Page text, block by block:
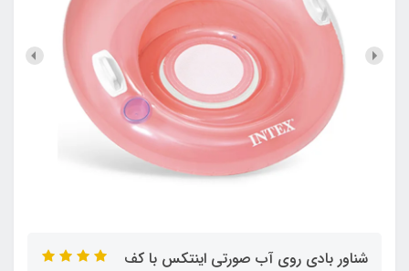
شناور بادی روی آب صورتی اینتکس با کف